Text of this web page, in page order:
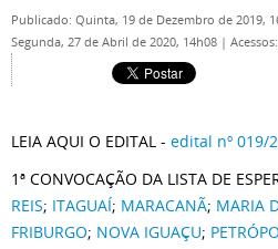
Publicado: Quinta, 19 de Dezembro de 2019,
Segunda, 27 de Abril de 2020, 14h08 |
LEIA AQUI O EDITAL - edital nº 019/
1ª CONVOCAÇÃO DA LISTA DE
REIS; ITAGUAÍ; MARACANÃ; MARIA
FRIBURGO; NOVA IGUAÇU;